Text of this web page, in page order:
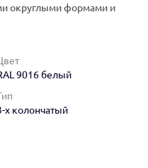
округлыми формами и
9016 белый
х колончатый